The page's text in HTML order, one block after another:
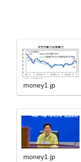
money1.jp
money1.jp